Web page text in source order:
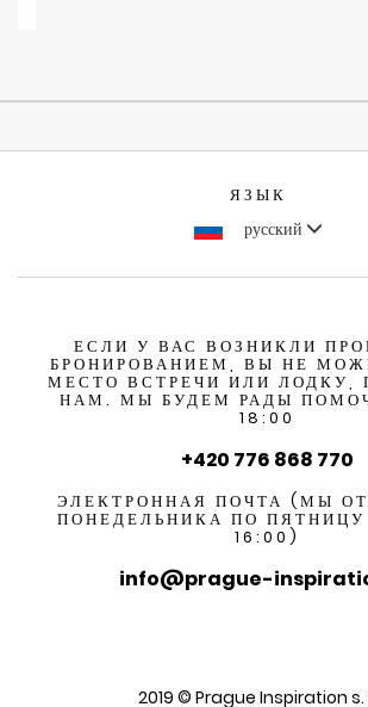
ЯЗЫК
русский
ЕСЛИ У ВАС ВОЗНИКЛИ
БРОНИРОВАНИЕМ, ВЫ НЕ
МЕСТО ВСТРЕЧИ ИЛИ ЛОДКУ,
НАМ. МЫ БУДЕМ РАДЫ
18:00
+420 776 868 770
ЭЛЕКТРОННАЯ ПОЧТА (МЫ
ПОНЕДЕЛЬНИКА ПО
16:00)
info@prague-
2019 © Prague Inspiration s.